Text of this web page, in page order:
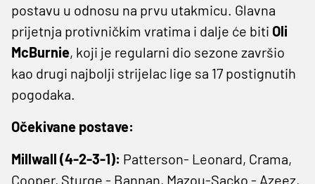
postavu u odnosu na prvu utakmicu. Glavna
prijetnja protivničkim vratima i dalje će biti Oli
McBurnie, koji je regularni dio sezone završio
kao drugi najbolji strijelac lige sa 17 postignutih
pogodaka.
Očekivane postave:
Millwall (4-2-3-1): Patterson- Leonard, Crama,
Cooper, Sturge - Bannan, Mazou-Sacko - Azeez,